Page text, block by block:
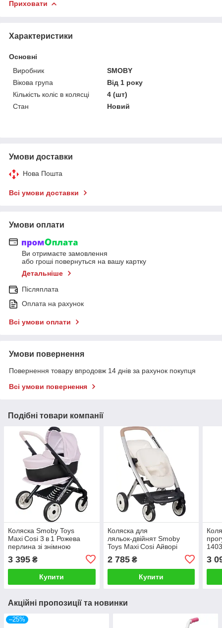
Приховати
Характеристики
Основні
Виробник
SMOBY
Вікова група
Від 1 року
Кількість коліс в колясці
4 (шт)
Стан
Новий
Умови доставки
Нова Пошта
Всі умови доставки
Умови оплати
Ви отримаєте замовлення
або гроші повернуться на вашу картку
Детальніше
Післяплата
Оплата на рахунок
Всі умови оплати
Умови повернення
Повернення товару впродовж 14 днів за рахунок покупця
Всі умови повернення
Подібні товари компанії
Коляска Smoby Toys
Maxi Cosi 3 в 1 Рожева
перлина зі знімною
3 395 ₴
Купити
Коляска для
ляльок‑двійнят Smoby
Toys Maxi Cosi Айворі
2 785₴
Купити
3
Акційні пропозиції та новинки
–25%